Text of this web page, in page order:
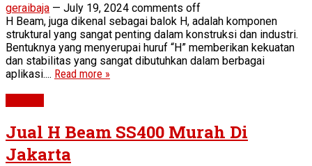
geraibaja — July 19, 2024 comments off
H Beam, juga dikenal sebagai balok H, adalah komponen
struktural yang sangat penting dalam konstruksi dan industri.
Bentuknya yang menyerupai huruf “H” memberikan kekuatan
dan stabilitas yang sangat dibutuhkan dalam berbagai
aplikasi.... Read more »
Jual H Beam SS400 Murah Di
Jakarta